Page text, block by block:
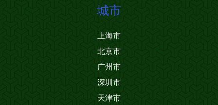
城市
上海市
北京市
广州市
深圳市
天津市